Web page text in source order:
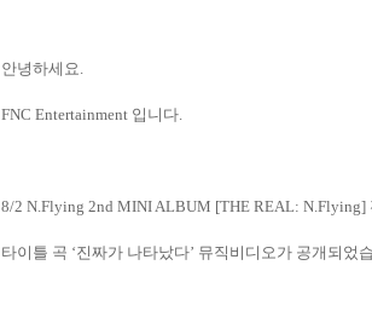
안녕하세요.
FNC Entertainment 입니다.
8/2 N.Flying 2nd MINI ALBUM [THE REAL: N.Flying]
타이틀 곡 ‘진짜가 나타났다’ 뮤직비디오가 공개되었